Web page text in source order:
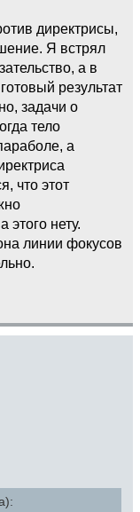
директрисы,
Я встрял
а в
результат
задачи о
тело
а
что этот
этого нету.
линии фокусов